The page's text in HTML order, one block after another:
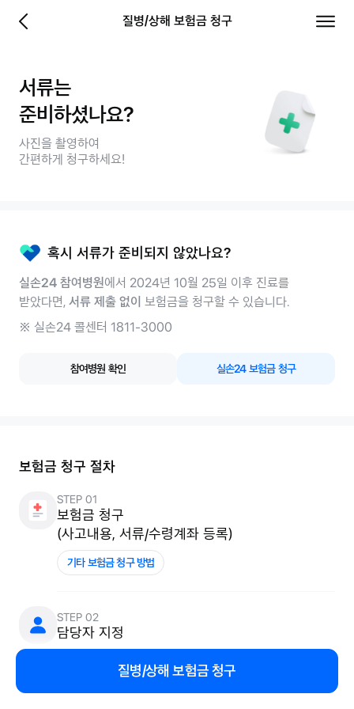
당신에게 좋은보험 - 삼성화재
질병/상해 보험금 청구 전체
이전 페이지로 이동
서류는
준비하셨나요?
사진을 촬영하여
간편하게 청구하세요!
혹시 서류가 준비되지 않았나요?
실손24 참여병원에서 2024년 10월 25일 이후 진료를
받았다면,서류 제출 없이 보험금을 청구할 수 있습니다.
※ 실손24 콜센터 1811-3000
참여병원 확인 실손24 보험금 청구
보험금 청구 절차
STEP 01
보험금 청구
(사고내용, 서류/수령계좌 등록)
기타 보험금 청구 방법
STEP 02
담당자 지정
질병/상해 보험금 청구